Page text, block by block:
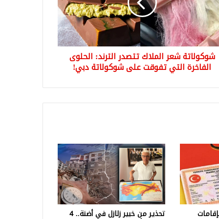
شوكولاتة شعر الملاك تتصدر الترند: الحلوى
الفاخرة التي تفوقت على شوكولاتة دبي!
تحذير من خبير زلازل في أضنة.. 4